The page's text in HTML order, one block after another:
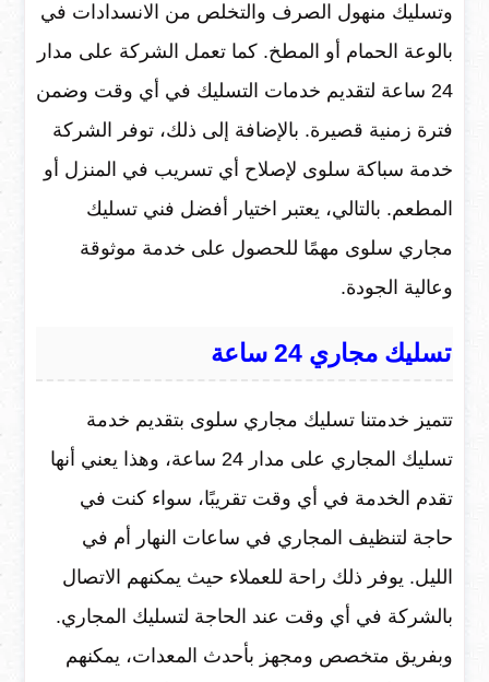
وتسليك منهول الصرف والتخلص من الانسدادات في
بالوعة الحمام أو المطخ. كما تعمل الشركة على مدار
24 ساعة لتقديم خدمات التسليك في أي وقت وضمن
فترة زمنية قصيرة. بالإضافة إلى ذلك، توفر الشركة
خدمة سباكة سلوى لإصلاح أي تسريب في المنزل أو
المطعم. بالتالي، يعتبر اختيار أفضل فني تسليك
مجاري سلوى مهمًا للحصول على خدمة موثوقة
وعالية الجودة.
تسليك مجاري 24 ساعة
تتميز خدمتنا تسليك مجاري سلوى بتقديم خدمة
تسليك المجاري على مدار 24 ساعة، وهذا يعني أنها
تقدم الخدمة في أي وقت تقريبًا، سواء كنت في
حاجة لتنظيف المجاري في ساعات النهار أم في
الليل. يوفر ذلك راحة للعملاء حيث يمكنهم الاتصال
بالشركة في أي وقت عند الحاجة لتسليك المجاري.
وبفريق متخصص ومجهز بأحدث المعدات، يمكنهم